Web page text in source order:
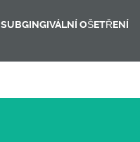
SUBGINGIVÁLNÍ OŠETŘENÍ